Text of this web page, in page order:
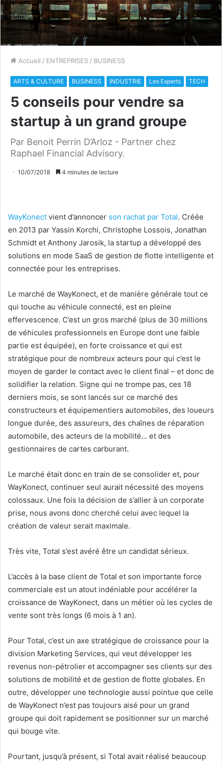
Accueil / ENTREPRISES / BUSINESS
ARTS & CULTURE BUSINESS INDUSTRIE Les Experts TECH
5 conseils pour vendre sa
startup à un grand groupe
Par Benoit Perrin D’Arloz - Partner chez
Raphael Financial Advisory.
10/07/2018 4 minutes de lecture
WayKonect vient d’annoncer son rachat par Total. Créée
en 2013 par Yassin Korchi, Christophe Lossois, Jonathan
Schmidt et Anthony Jarosik, la startup a développé des
solutions en mode SaaS de gestion de flotte intelligente et
connectée pour les entreprises.
Le marché de WayKonect, et de manière générale tout ce
qui touche au véhicule connecté, est en pleine
effervescence. C’est un gros marché (plus de 30 millions
de véhicules professionnels en Europe dont une faible
partie est équipée), en forte croissance et qui est
stratégique pour de nombreux acteurs pour qui c’est le
moyen de garder le contact avec le client final – et donc de
solidifier la relation. Signe qui ne trompe pas, ces 18
derniers mois, se sont lancés sur ce marché des
constructeurs et équipementiers automobiles, des loueurs
longue durée, des assureurs, des chaînes de réparation
automobile, des acteurs de la mobilité… et des
gestionnaires de cartes carburant.
Le marché était donc en train de se consolider et, pour
WayKonect, continuer seul aurait nécessité des moyens
colossaux. Une fois la décision de s’allier à un corporate
prise, nous avons donc cherché celui avec lequel la
création de valeur serait maximale.
Très vite, Total s’est avéré être un candidat sérieux.
L’accès à la base client de Total et son importante force
commerciale est un atout indéniable pour accélérer la
croissance de WayKonect, dans un métier où les cycles de
vente sont très longs (6 mois à 1 an).
Pour Total, c’est un axe stratégique de croissance pour la
division Marketing Services, qui veut développer les
revenus non-pétrolier et accompagner ses clients sur des
solutions de mobilité et de gestion de flotte globales. En
outre, développer une technologie aussi pointue que celle
de WayKonect n’est pas toujours aisé pour un grand
groupe qui doit rapidement se positionner sur un marché
qui bouge vite.
Pourtant, jusqu’à présent, si Total avait réalisé beaucoup